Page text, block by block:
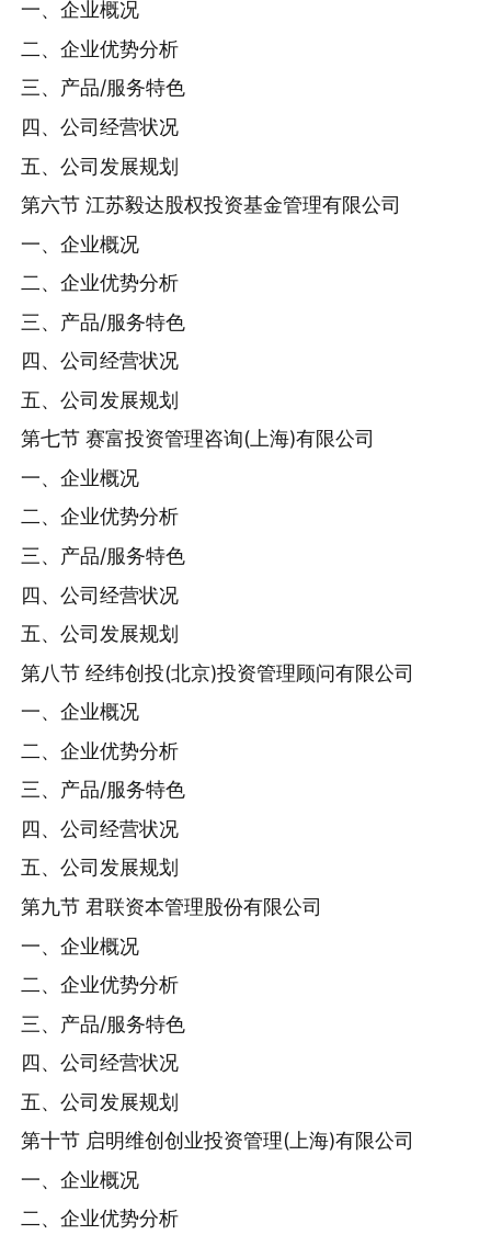
一、企业概况
二、企业优势分析
三、产品/服务特色
四、公司经营状况
五、公司发展规划
第六节 江苏毅达股权投资基金管理有限公司
一、企业概况
二、企业优势分析
三、产品/服务特色
四、公司经营状况
五、公司发展规划
第七节 赛富投资管理咨询(上海)有限公司
一、企业概况
二、企业优势分析
三、产品/服务特色
四、公司经营状况
五、公司发展规划
第八节 经纬创投(北京)投资管理顾问有限公司
一、企业概况
二、企业优势分析
三、产品/服务特色
四、公司经营状况
五、公司发展规划
第九节 君联资本管理股份有限公司
一、企业概况
二、企业优势分析
三、产品/服务特色
四、公司经营状况
五、公司发展规划
第十节 启明维创创业投资管理(上海)有限公司
一、企业概况
二、企业优势分析